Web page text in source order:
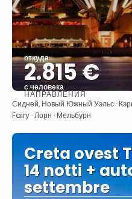
откуда
2.815 €
с человека
НАПРАВЛЕНИЯ
Сидней, Новый Южный Уэльс ·
Fairy · Лорн · Мельбурн
Creta ovest
14 notti +
settembre